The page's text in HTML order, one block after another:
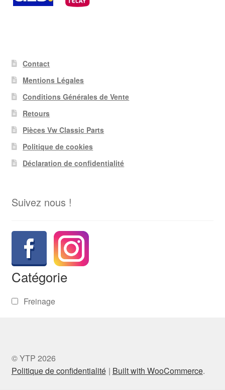
Contact
Mentions Légales
Conditions Générales de Vente
Retours
Pièces Vw Classic Parts
Politique de cookies
Déclaration de confidentialité
Suivez nous !
Catégorie
Freinage
© YTP 2026
Politique de confidentialité
Built with WooCommerce.